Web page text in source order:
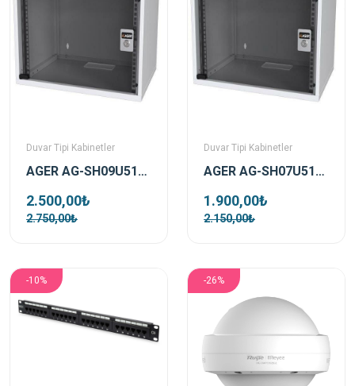
Duvar Tipi Kabinetler
AGER AG-SH09U5140B1-CBAA-B6-D1 9U 510X400 Beyaz Demonte Duvar Tipi Soho Kabinet
2.500,00₺
2.750,00₺
Duvar Tipi Kabinetler
AGER AG-SH07U5140B1-CBAA-B6-D1 7U 510X400 Beyaz Demonte Duvar Tipi Soho Kabinet
1.900,00₺
2.150,00₺
-10% -26%